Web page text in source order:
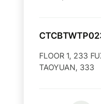
FLOOR 1, 233
TAOYUAN, 333